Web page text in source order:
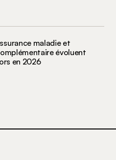
maladie et
évoluent
en 2026